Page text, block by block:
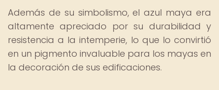
Además de su simbolismo, el azul maya era
altamente apreciado por su durabilidad y
resistencia a la intemperie, lo que lo convirtió
en un pigmento invaluable para los mayas en
la decoración de sus edificaciones.